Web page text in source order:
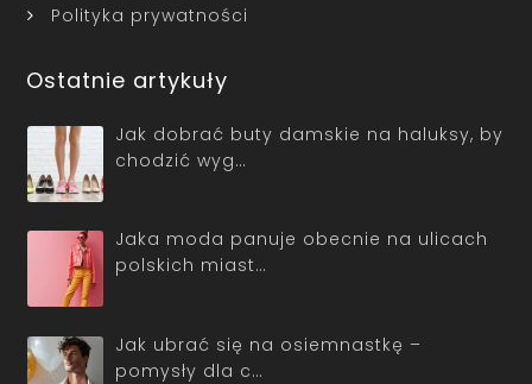
Polityka prywatności
Ostatnie artykuły
Jak dobrać buty damskie na haluksy, by
chodzić wyg…
Jaka moda panuje obecnie na ulicach
polskich miast…
Jak ubrać się na osiemnastkę –
pomysły dla c…